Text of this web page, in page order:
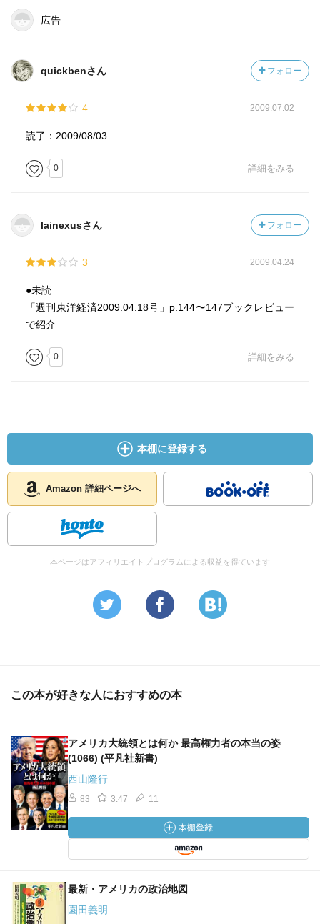
広告
quickbenさん フォロー
4 2009.07.02
読了：2009/08/03
0 詳細をみる
lainexusさん フォロー
3 2009.04.24
●未読
「週刊東洋経済2009.04.18号」p.144〜147ブックレビュー
で紹介
0 詳細をみる
本棚に登録する
Amazon 詳細ページへ
本ページはアフィリエイトプログラムによる収益を得ています
この本が好きな人におすすめの本
アメリカ大統領とは何か 最高権力者の本当の姿
(1066) (平凡社新書)
西山隆行
83 3.47 11
最新・アメリカの政治地図
園田義明